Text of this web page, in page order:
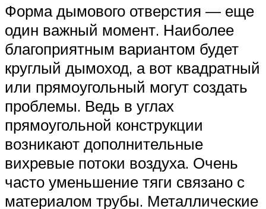
Форма дымового отверстия — еще
один важный момент. Наиболее
благоприятным вариантом будет
круглый дымоход, а вот квадратный
или прямоугольный могут создать
проблемы. Ведь в углах
прямоугольной конструкции
возникают дополнительные
вихревые потоки воздуха. Очень
часто уменьшение тяги связано с
материалом трубы. Металлические